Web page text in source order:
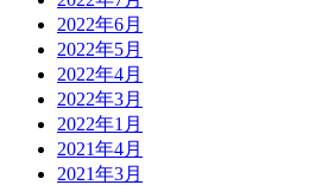
2022年6月
2022年5月
2022年4月
2022年3月
2022年1月
2021年4月
2021年3月